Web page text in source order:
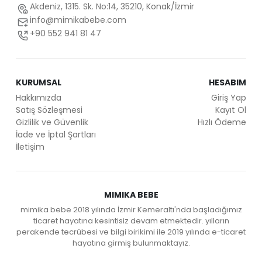
Akdeniz, 1315. Sk. No:14, 35210, Konak/İzmir
info@mimikabebe.com
+90 552 941 81 47
KURUMSAL
Hakkımızda
Satış Sözleşmesi
Gizlilik ve Güvenlik
İade ve İptal Şartları
İletişim
HESABIM
Giriş Yap
Kayıt Ol
Hızlı Ödeme
MIMIKA BEBE
mimika bebe 2018 yılında İzmir Kemeraltı'nda başladığımız
ticaret hayatına kesintisiz devam etmektedir. yılların
perakende tecrübesi ve bilgi birikimi ile 2019 yılında e-ticaret
hayatına girmiş bulunmaktayız.